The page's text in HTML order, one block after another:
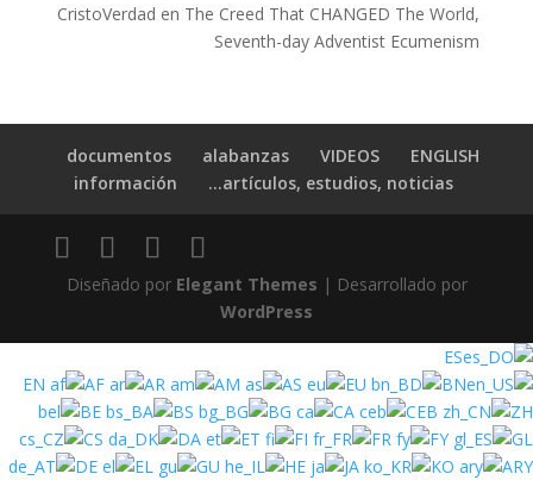
CristoVerdad en The Creed That CHANGED The World,
Seventh-day Adventist Ecumenism
ENGLISH
VIDEOS
alabanzas
documentos
artículos, estudios, noticias…
información
Diseñado por Elegant Themes | Desarrollado por
WordPress
ES
EN
AF AR AM AS EU
BN
BE
BS BG CA CEB
ZH
CS
DA ET FI FR FY
GL
DE
EL GU HE JA KO ARY